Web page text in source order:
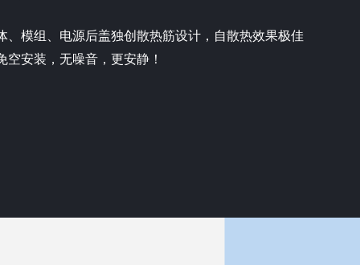
、模组、电源后盖独创散热筋设计，自散热效果极佳
空安装，无噪音，更安静！